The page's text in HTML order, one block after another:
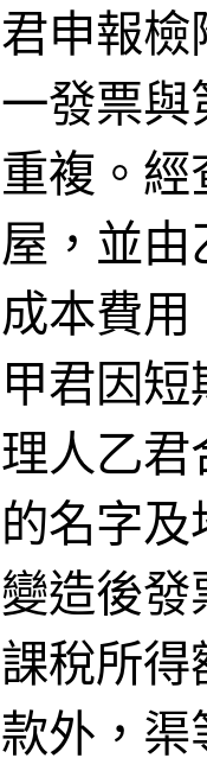
君申報檢
一發票與
重複。經
屋，並由
成本費
甲君因
理人乙君
的名字
變造後
課稅所得
款外，渠